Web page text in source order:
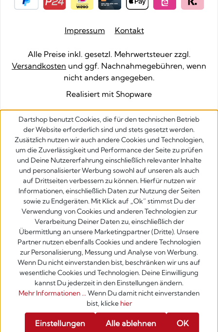
Impressum Kontakt
Alle Preise inkl. gesetzl. Mehrwertsteuer zzgl.
Versandkosten und ggf. Nachnahmegebühren, wenn
nicht anders angegeben.
Realisiert mit Shopware
Werkzeugleiste anzeigen
Dartshop benutzt Cookies, die für den technischen Betrieb
der Website erforderlich sind und stets gesetzt werden.
Zusätzlich nutzen wir auch andere Cookies und Technologien,
um die Zuverlässigkeit und Performance der Seite zu prüfen
und Deine Nutzererfahrung einschließlich relevanter Inhalte
und personalisierter Werbung sowohl auf unseren als auch
auf Drittseiten verbessern zu können. Hierfür nutzen wir
Informationen, einschließlich Daten zur Nutzung der Seiten
sowie zu Endgeräten. Mit Klick auf „Ok” stimmst Du der
Verwendung von Cookies und anderen Technologien zur
Verarbeitung Deiner Daten zu, einschließlich der
Übermittlung an unsere Marketingpartner (Dritte). Unsere
Partner nutzen ebenfalls Cookies und andere Technologien
zur Personalisierung, Messung und Analyse von Werbung.
Wenn Du nicht einverstanden bist, beschränken wir uns auf
wesentliche Cookies und Technologien. Deine Einwilligung
kannst Du jederzeit in den Einstellungen ändern.
Mehr Informationen ...Wenn Du damit nicht einverstanden
bist, klicke hier
Alle ablehnen
Einstellungen OK